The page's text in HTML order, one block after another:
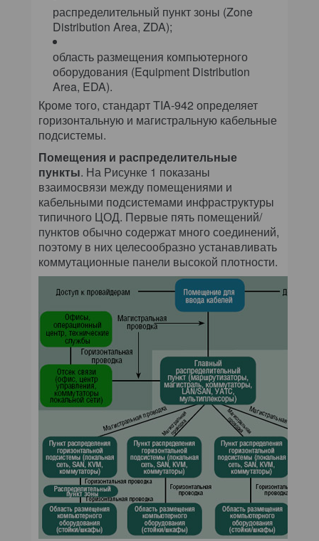
распределительный пункт зоны (Zone
Distribution Area, ZDA);
область размещения компьютерного
оборудования (Equipment Distribution
Area, EDA).
Кроме того, стандарт TIA-942 определяет
горизонтальную и магистральную кабельные
подсистемы.
Помещения и распределительные
пункты. На Рисунке 1 показаны
взаимосвязи между помещениями и
кабельными подсистемами инфраструктуры
типичного ЦОД. Первые пять помещений/
пунктов обычно содержат много соединений,
поэтому в них целесообразно устанавливать
коммутационные панели высокой плотности.